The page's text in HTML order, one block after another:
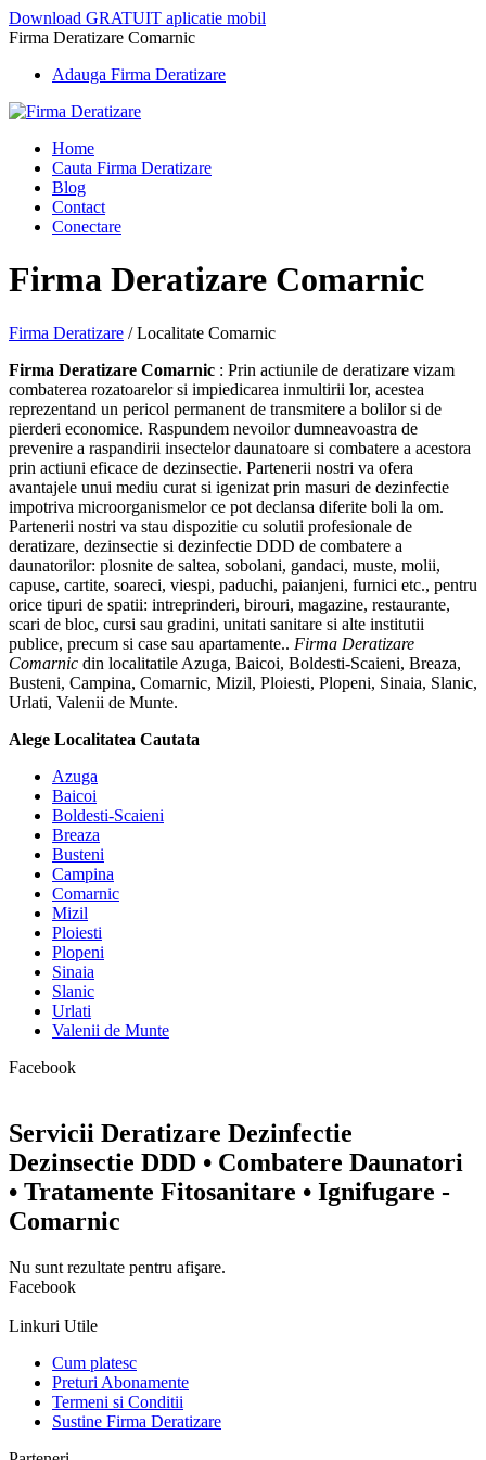
Download GRATUIT aplicatie mobil
Firma Deratizare Comarnic
Adauga Firma Deratizare
Home
Cauta Firma Deratizare
Blog
Contact
Conectare
Firma Deratizare Comarnic
Firma Deratizare /Localitate Comarnic
Firma Deratizare Comarnic : Prin actiunile de deratizare vizam
combaterea rozatoarelor si impiedicarea inmultirii lor, acestea
reprezentand un pericol permanent de transmitere a bolilor si de
pierderi economice. Raspundem nevoilor dumneavoastra de
prevenire a raspandirii insectelor daunatoare si combatere a acestora
prin actiuni eficace de dezinsectie. Partenerii nostri va ofera
avantajele unui mediu curat si igenizat prin masuri de dezinfectie
impotriva microorganismelor ce pot declansa diferite boli la om.
Partenerii nostri va stau dispozitie cu solutii profesionale de
deratizare, dezinsectie si dezinfectie DDD de combatere a
daunatorilor: plosnite de saltea, sobolani, gandaci, muste, molii,
capuse, cartite, soareci, viespi, paduchi, paianjeni, furnici etc., pentru
orice tipuri de spatii: intreprinderi, birouri, magazine, restaurante,
scari de bloc, cursi sau gradini, unitati sanitare si alte institutii
publice, precum si case sau apartamente.. Firma Deratizare
Comarnic din localitatile Azuga, Baicoi, Boldesti-Scaieni, Breaza,
Busteni, Campina, Comarnic, Mizil, Ploiesti, Plopeni, Sinaia, Slanic,
Urlati, Valenii de Munte.
Alege Localitatea Cautata
Azuga
Baicoi
Boldesti-Scaieni
Breaza
Busteni
Campina
Comarnic
Mizil
Ploiesti
Plopeni
Sinaia
Slanic
Urlati
Valenii de Munte
Facebook
Servicii Deratizare Dezinfectie
Dezinsectie DDD • Combatere Daunatori
• Tratamente Fitosanitare • Ignifugare -
Comarnic
Nu sunt rezultate pentru afişare.
Facebook
Linkuri Utile
Cum platesc
Preturi Abonamente
Termeni si Conditii
Sustine Firma Deratizare